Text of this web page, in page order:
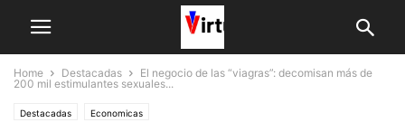
Home Destacadas
El negocio de las “viagras”: decomisan más de
200 mil estimulantes sexuales...
Destacadas Economicas